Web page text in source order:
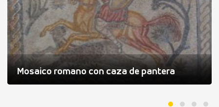
Mosaico romano con caza de pantera